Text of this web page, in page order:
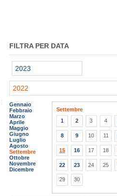
FILTRA PER DATA
2023
2022
Gennaio
Febbraio
Marzo
Aprile
Maggio
Giugno
Luglio
Agosto
Settembre
Ottobre
Novembre
Dicembre
Settembre
1
2 3 4
8 9 10 11
15 16 17 18
22 23 24 25
29 30